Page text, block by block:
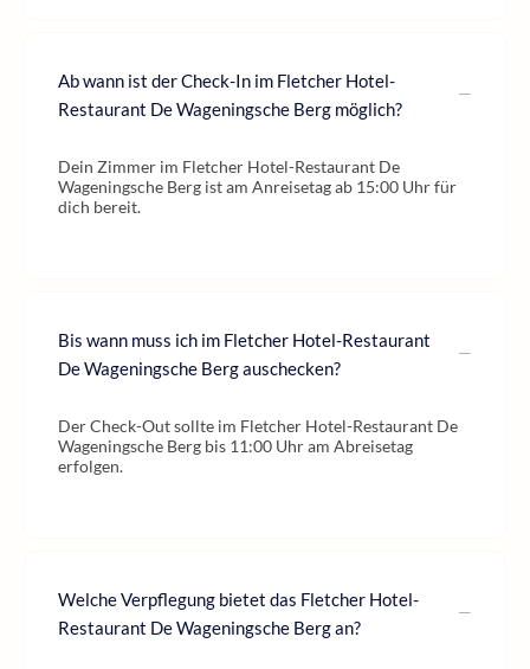
Ab wann ist der Check-In im Fletcher Hotel-
Restaurant De Wageningsche Berg möglich?
Dein Zimmer im Fletcher Hotel-Restaurant De
Wageningsche Berg ist am Anreisetag ab 15:00 Uhr für
dich bereit.
Bis wann muss ich im Fletcher Hotel-Restaurant
De Wageningsche Berg auschecken?
Der Check-Out sollte im Fletcher Hotel-Restaurant De
Wageningsche Berg bis 11:00 Uhr am Abreisetag
erfolgen.
Welche Verpflegung bietet das Fletcher Hotel-
Restaurant De Wageningsche Berg an?